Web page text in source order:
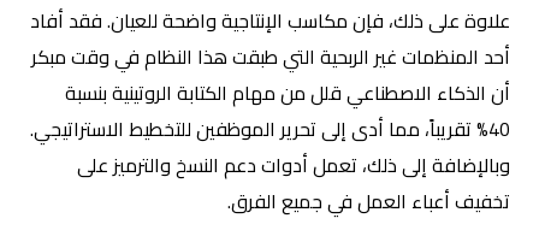
علاوة على ذلك، فإن مكاسب الإنتاجية واضحة للعيان. فقد أفاد
أحد المنظمات غير الربحية التي طبقت هذا النظام في وقت مبكر
أن الذكاء الاصطناعي قلل من مهام الكتابة الروتينية بنسبة
40% تقريباً، مما أدى إلى تحرير الموظفين للتخطيط الاستراتيجي.
وبالإضافة إلى ذلك، تعمل أدوات دعم النسخ والترميز على
تخفيف أعباء العمل في جميع الفرق.